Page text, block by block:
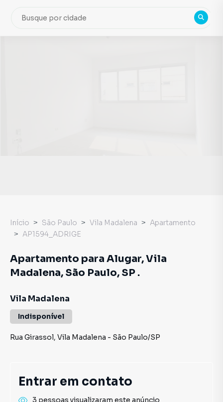
Início São Paulo Vila Madalena
Apartamento
AP1594_ADRIGE
Apartamento para Alugar, Vila
Madalena, São Paulo, SP .
Vila Madalena
Indisponível
Rua Girassol, Vila Madalena - São Paulo/SP
Entrar em contato
3 pessoas visualizaram este anúncio